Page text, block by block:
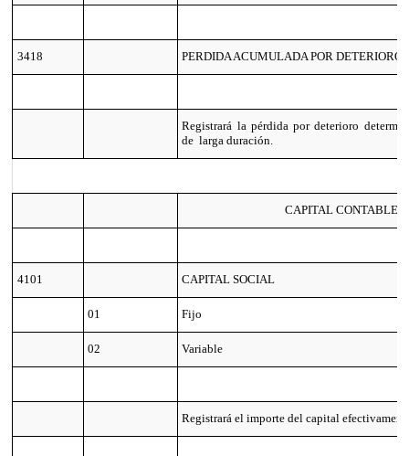
3418 PERDIDA ACUMULADA POR DETERIORO
Registrará la pérdida por deterioro
de larga duración.
CAPITAL CONTABLE
4101 CAPITAL SOCIAL
01 Fijo
02 Variable
Registrará el importe del capital